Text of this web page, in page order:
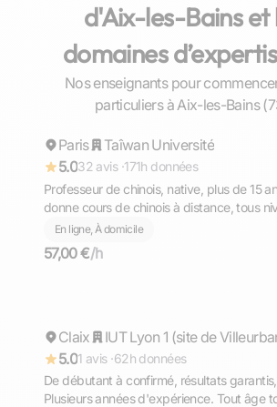
d'Aix-les-Bains et
domaines
Nos enseignants pour
particuliers à Aix-les-Bains
Répond rapidement
Chiu-Yen
Paris
Taîwan Université
5.032 avis ·171h données
Professeur de chinois, native, plus de 15
donne cours de chinois à distance, tous
En ligne, À domicile
57,00 €/h
Répond rapidement
Claix
5.01 avis ·62h données
De débutant à confirmé, résultats
Plusieurs années d'expérience. Tout âge